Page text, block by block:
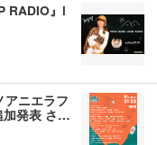
RADIO』i
アニエラフ
加発表 さ…